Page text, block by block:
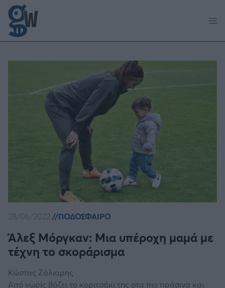
Παράκαμψη προς το κυρίως περιεχόμενο
ΠΟΔΟΣΦΑΙΡΟ
Άλεξ Μόργκαν: Μια υπέροχη μαμά με
τέχνη το σκοράρισμα
Κώστας Ζάλιαρης
Από νωρίς βάζει το κοριτσάκι της στα πιο πράσινα και